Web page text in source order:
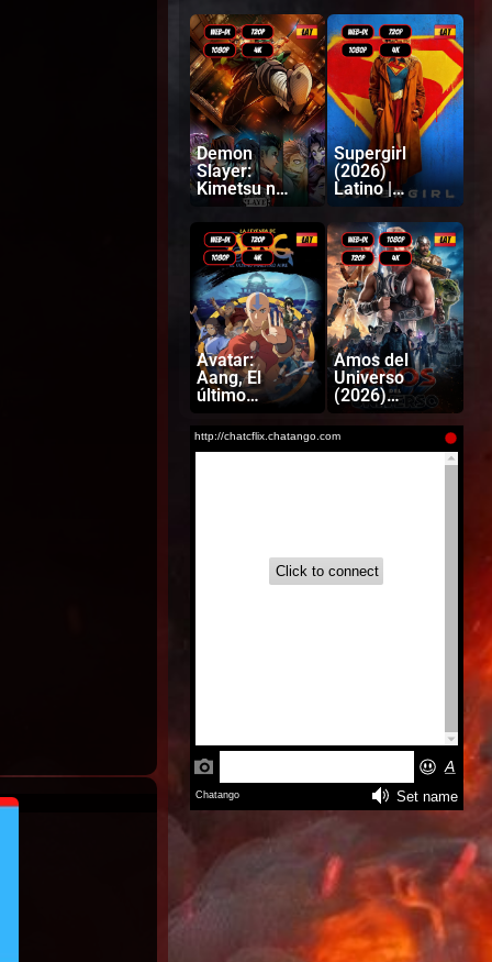
Latino |
Ingles
Inglés
Demon
Slayer:
Kimetsu no
Castillo
infinito
(2025)
Latino |
Japonés
Supergirl
(2026)
Latino |
Inglés
Avatar:
Aang, El
último
Aire (2026)
Latino |
Amos del
Universo
(2026)
Latino |
Inglés